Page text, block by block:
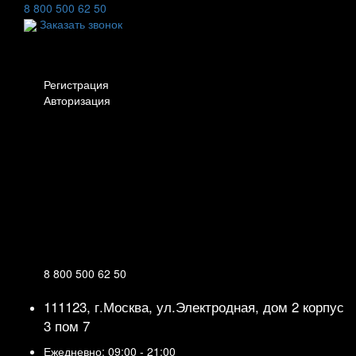
8 800 500 62 50
Заказать звонок
Регистрация
Авторизация
8 800 500 62 50
111123, г.Москва, ул.Электродная, дом 2 корпус
3 пом 7
Ежедневно: 09:00 - 21:00